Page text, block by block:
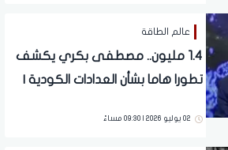
عالم الطاقة
1.4 مليون.. مصطفى بكري يكشف
تطورا هاما بشأن العدادات الكودية |
02 يوليو 2026 | 09:30 مساءً